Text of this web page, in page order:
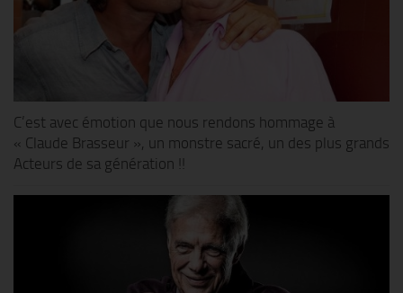
C’est avec émotion que nous rendons hommage à
« Claude Brasseur », un monstre sacré, un des plus grands
Acteurs de sa génération !!